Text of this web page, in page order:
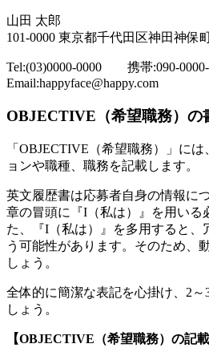
山田 太郎
101-0000 東京都千代田区神田神保
Tel:(03)0000-0000 携帯:090-
Email:happyface@happy.com
OBJECTIVE（希望職務）の
「OBJECTIVE（希望職務）」に
ョンや職種、職務を記載します。
英文履歴書は応募者自身の情報に
章の冒頭に『I（私は）』を用いる
た、『I（私は）』を多用すると、
う可能性があります。そのため、
しょう。
全体的に簡潔な表記を心掛け、2～
しょう。
【OBJECTIVE（希望職務）の記載